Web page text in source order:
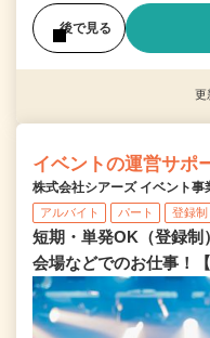
後で見る
更
イベントの運営サポ
株式会社シアーズ イベント事
アルバイト パート 登録制
短期・単発OK（登録制
会場などでのお仕事！